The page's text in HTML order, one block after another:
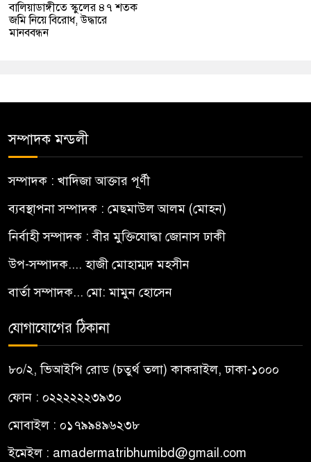
বালিয়াডাঙ্গীতে স্কুলের ৪৭ শতক
জমি নিয়ে বিরোধ, উদ্ধারে
মানববন্ধন
সম্পাদক মন্ডলী
সম্পাদক : খাদিজা আক্তার পূর্ণী
ব্যবস্থাপনা সম্পাদক : মেছমাউল আলম (মোহন)
নির্বাহী সম্পাদক : বীর মুক্তিযোদ্ধা জোনাস ঢাকী
উপ-সম্পাদক.... হাজী মোহাম্মদ মহসীন
বার্তা সম্পাদক... মো: মামুন হোসেন
যোগাযোগের ঠিকানা
৮০/২, ভিআইপি রোড (চতুর্থ তলা) কাকরাইল, ঢাকা-১০০০
ফোন : ০২২২২২২৩৯৩০
মোবাইল : ০১৭৯৯৪৯৬২৩৮
ইমেইল : amadermatribhumibd@gmail.com